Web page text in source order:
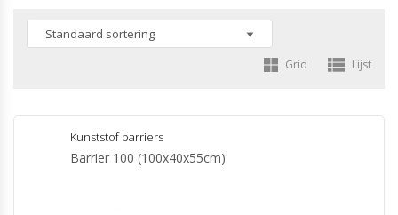
Grid Lijst
Kunststof barriers
Barrier 100 (100x40x55cm)